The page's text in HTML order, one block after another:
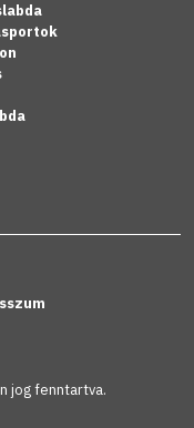
jog fenntartva.